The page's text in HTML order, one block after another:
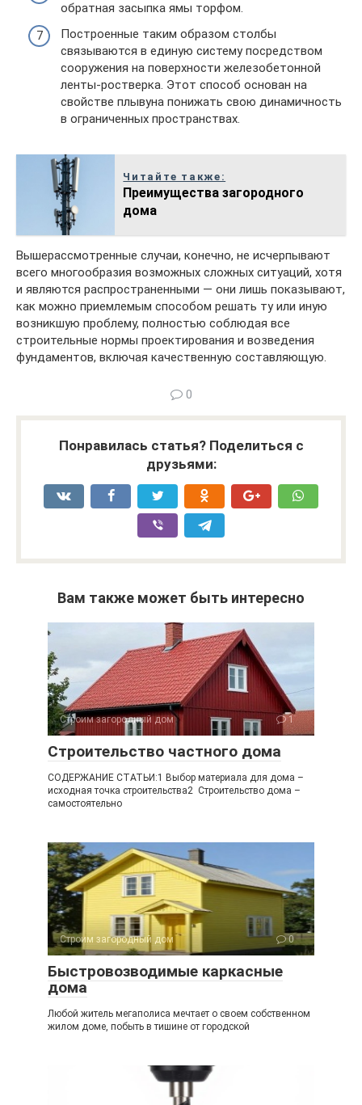
обратная засыпка ямы торфом.
Построенные таким образом столбы
связываются в единую систему посредством
сооружения на поверхности железобетонной
ленты-ростверка. Этот способ основан на
свойстве плывуна понижать свою динамичность
в ограниченных пространствах.
Читайте также:
Преимущества загородного
дома
Вышерассмотренные случаи, конечно, не исчерпывают
всего многообразия возможных сложных ситуаций, хотя
и являются распространенными — они лишь показывают,
как можно приемлемым способом решать ту или иную
возникшую проблему, полностью соблюдая все
строительные нормы проектирования и возведения
фундаментов, включая качественную составляющую.
0
Понравилась статья? Поделиться с
друзьями:
Вам также может быть интересно
Строим загородный дом 1
Строительство частного дома
СОДЕРЖАНИЕ СТАТЬИ:1 Выбор материала для дома –
исходная точка строительства2 Строительство дома –
самостоятельно
Строим загородный дом 0
Быстровозводимые каркасные
дома
Любой житель мегаполиса мечтает о своем собственном
жилом доме, побыть в тишине от городской